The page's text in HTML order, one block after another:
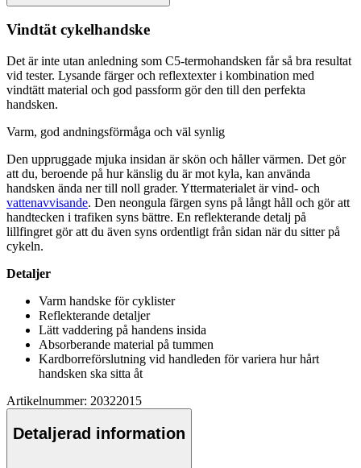
Vindtät cykelhandske
Det är inte utan anledning som C5-termohandsken får så bra resultat
vid tester. Lysande färger och reflextexter i kombination med
vindtätt material och god passform gör den till den perfekta
handsken.
Varm, god andningsförmåga och väl synlig
Den uppruggade mjuka insidan är skön och håller värmen. Det gör
att du, beroende på hur känslig du är mot kyla, kan använda
handsken ända ner till noll grader. Yttermaterialet är vind- och
vattenavvisande. Den neongula färgen syns på långt håll och gör att
handtecken i trafiken syns bättre. En reflekterande detalj på
lillfingret gör att du även syns ordentligt från sidan när du sitter på
cykeln.
Detaljer
Varm handske för cyklister
Reflekterande detaljer
Lätt vaddering på handens insida
Absorberande material på tummen
Kardborreförslutning vid handleden för variera hur hårt
handsken ska sitta åt
Artikelnummer: 20322015
Detaljerad information